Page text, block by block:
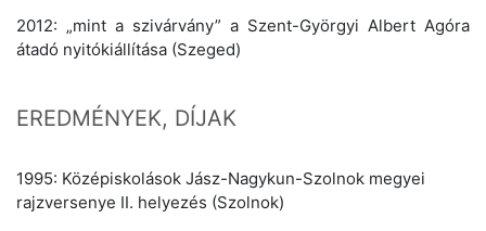
2012: „mint a szivárvány” a Szent-Györgyi Albert Agóra
átadó nyitókiállítása (Szeged)
EREDMÉNYEK, DÍJAK
1995: Középiskolások Jász-Nagykun-Szolnok megyei
rajzversenye II. helyezés (Szolnok)